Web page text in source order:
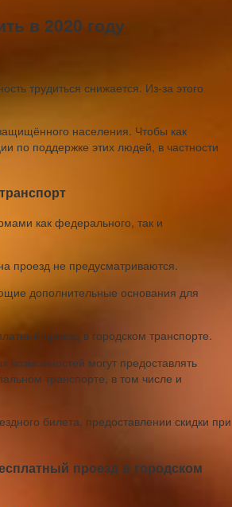
в 2020 году
трудиться снижается. Из-за этого
населения. Чтобы как
по поддержке этих людей, в частности
как федерального, так и
проезд не предусматриваются.
дополнительные основания для
проезд в городском транспорте.
могут предоставлять
транспорте, в том числе и
билета, предоставлении скидки при
проезд в городском